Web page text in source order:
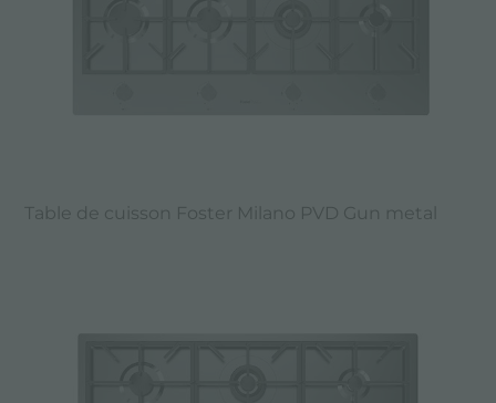
Table de cuisson Foster Milano PVD Gun metal